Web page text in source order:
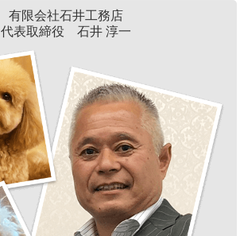
有限会社石井工務店
代表取締役 石井 淳一